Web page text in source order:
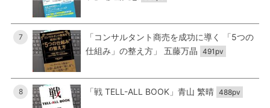
7
「コンサルタント商売を成功に導く 「5つの
仕組み」の整え方」 五藤万晶 491pv
8 「戦 TELL-ALL BOOK」青山 繁晴 488pv